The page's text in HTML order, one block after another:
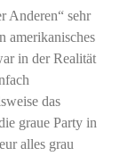
Anderen“ sehr
amerikanisches
in der Realität
das
graue Party in
alles grau